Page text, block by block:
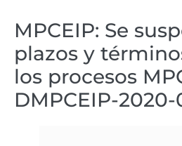
MPCEIP: Se
plazos y
los procesos
DMPCEIP-